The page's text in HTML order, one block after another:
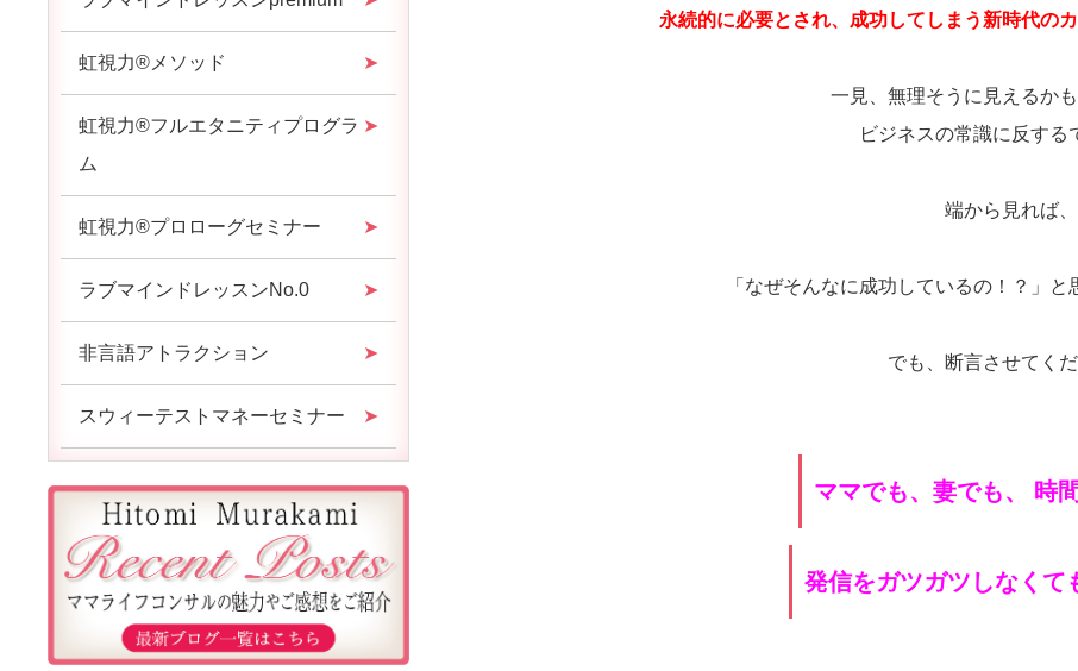
永続的に必要とされ、成功してしまう新時代の
一見、無理そうに見えるかも
ビジネスの常識に反する
端から見れば、
「なぜそんなに成功しているの！？」と
でも、断言させてくだ
ママでも、妻でも、 時
発信をガツガツしなくて
虹視力®︎メソッド
虹視力®︎フルエタニティプログラ
ム
虹視力®︎プロローグセミナー
ラブマインドレッスンNo.0
非言語アトラクション
スウィーテストマネーセミナー